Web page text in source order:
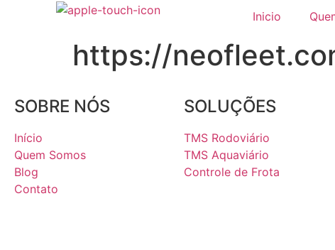
Inicio
https://
SOBRE NÓS
Início
Quem Somos
Blog
Contato
SOLUÇÕES
TMS Rodoviário
TMS Aquaviário
Controle de Frota